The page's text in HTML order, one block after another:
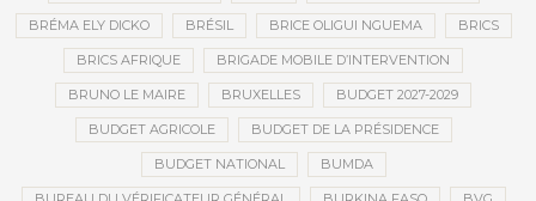
BRÉMA ELY DICKO BRÉSIL BRICE OLIGUI NGUEMA BRICS
BRICS AFRIQUE BRIGADE MOBILE D’INTERVENTION
BRUNO LE MAIRE BRUXELLES BUDGET 2027-2029
BUDGET AGRICOLE BUDGET DE LA PRÉSIDENCE
BUDGET NATIONAL BUMDA